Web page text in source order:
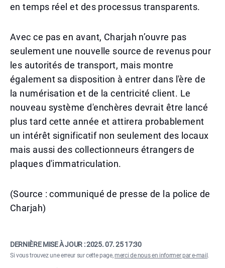
en temps réel et des processus transparents.
Avec ce pas en avant, Charjah n’ouvre pas
seulement une nouvelle source de revenus pour
les autorités de transport, mais montre
également sa disposition à entrer dans l'ère de
la numérisation et de la centricité client. Le
nouveau système d'enchères devrait être lancé
plus tard cette année et attirera probablement
un intérêt significatif non seulement des locaux
mais aussi des collectionneurs étrangers de
plaques d'immatriculation.
(Source : communiqué de presse de la police de
Charjah)
DERNIÈRE MISE À JOUR :2025. 07. 25 17:30
Si vous trouvez une erreur sur cette page,merci de nous en informer par e-mail .